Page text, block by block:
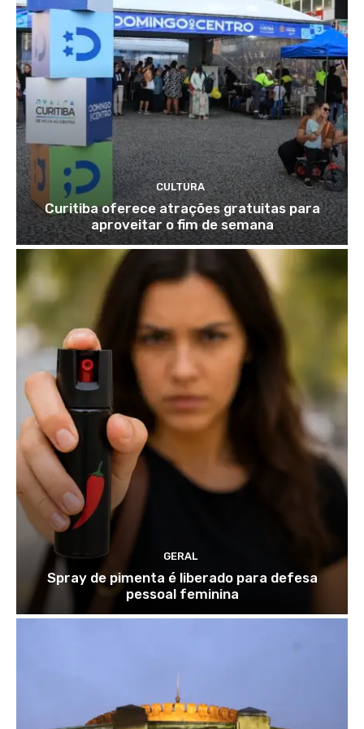
CULTURA
Curitiba oferece atrações gratuitas para
aproveitar o fim de semana
GERAL
Spray de pimenta é liberado para defesa
pessoal feminina